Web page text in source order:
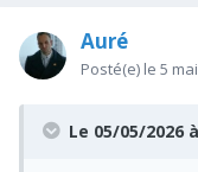
Auré
Posté(e) le 5 mai
Le 05/05/2026